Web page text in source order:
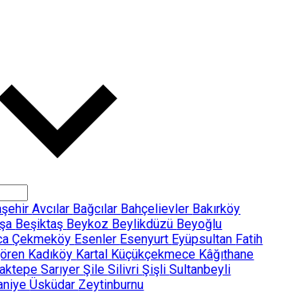
Avcılar Bağcılar Bahçelievler Bakırköy
Beşiktaş Beykoz Beylikdüzü Beyoğlu
Çekmeköy Esenler Esenyurt Eyüpsultan Fatih
Kadıköy Kartal Küçükçekmece Kâğıthane
SarıyerŞileSilivriŞişliSultanbeyli
Üsküdar Zeytinburnu